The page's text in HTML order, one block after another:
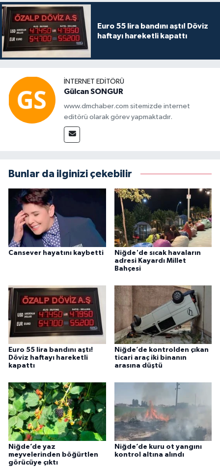
Euro 55 lira bandını aştı! Döviz
haftayı hareketli kapattı
İNTERNET EDITÖRÜ
Gülcan SONGUR
www.dmchaber.com sitemizde internet
editörü olarak görev yapmaktadır.
Bunlar da ilginizi çekebilir
Cansever hayatını kaybetti
Niğde'de sıcak havaların
adresi Kayardı Millet
Bahçesi
Euro 55 lira bandını aştı!
Döviz haftayı hareketli
kapattı
Niğde’de kontrolden çıkan
ticari araç iki binanın
arasına düştü
Niğde’de yaz
meyvelerinden böğürtlen
görücüye çıktı
Niğde’de kuru ot yangını
kontrol altına alındı